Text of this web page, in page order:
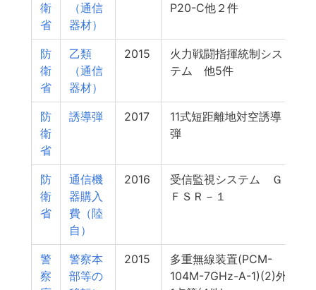
衛
省
（通信
器材）
P20-C他２件
防
衛
省
乙類
（通信
器材）
2015
火力戦闘指揮統制シス
テム 他5件
防
衛
省
誘導弾 2017
11式短距離地対空誘導
弾
防
衛
省
通信機
器購入
費（陸
自）
2016
受信監視システム Ｇ
ＦＳＲ－１
警
察
警察本
部等の
2015
多重無線装置(PCM-
104M-7GHz-A-1)(2)外